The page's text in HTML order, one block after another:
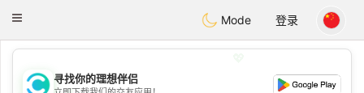
Citas
Toggle
Mode 登录
💖
寻找你的理想伴侣